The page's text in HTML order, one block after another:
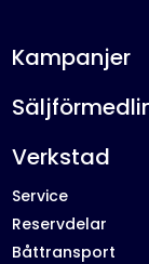
Kampanjer
Verkstad
Service
Reservdelar
Båttransport